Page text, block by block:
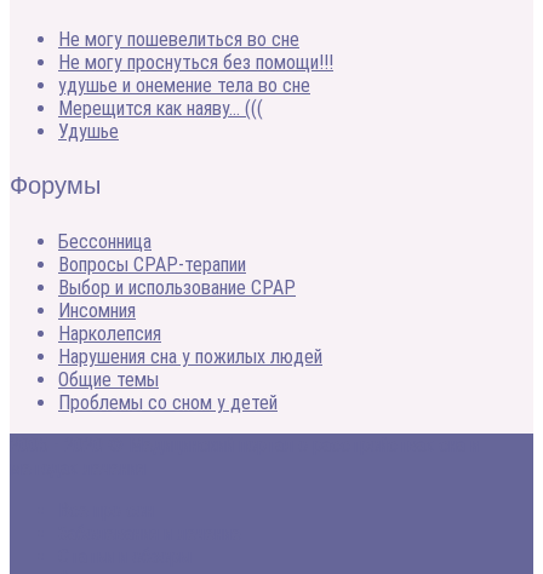
Не могу пошевелиться во сне
Не могу проснуться без помощи!!!
удушье и онемение тела во сне
Мерещится как наяву… (((
Удушье
Форумы
Бессонница
Вопросы CPAP-терапии
Выбор и использование CPAP
Инсомния
Нарколепсия
Нарушения сна у пожилых людей
Общие темы
Проблемы со сном у детей